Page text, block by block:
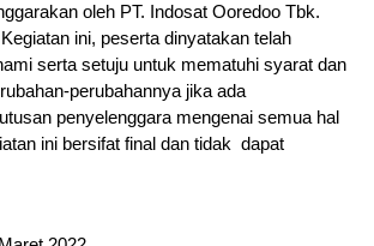
oleh PT. Indosat Ooredoo Tbk.
ini, peserta dinyatakan telah
serta setuju untuk mematuhi syarat dan
perubahannya jika ada
penyelenggara mengenai semua hal
ini bersifat final dan tidak  dapat